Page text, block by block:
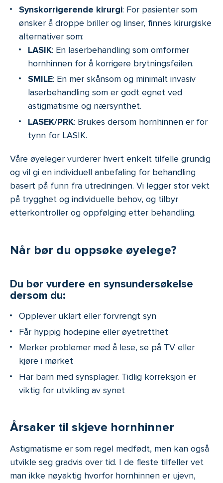
Synskorrigerende kirurgi: For pasienter som
ønsker å droppe briller og linser, finnes kirurgiske
alternativer som:
LASIK: En laserbehandling som omformer
hornhinnen for å korrigere brytningsfeilen.
SMILE: En mer skånsom og minimalt invasiv
laserbehandling som er godt egnet ved
astigmatisme og nærsynthet.
LASEK/PRK: Brukes dersom hornhinnen er for
tynn for LASIK.
Våre øyeleger vurderer hvert enkelt tilfelle grundig
og vil gi en individuell anbefaling for behandling
basert på funn fra utredningen. Vi legger stor vekt
på trygghet og individuelle behov, og tilbyr
etterkontroller og oppfølging etter behandling.
Når bør du oppsøke øyelege?
Du bør vurdere en synsundersøkelse
dersom du:
Opplever uklart eller forvrengt syn
Får hyppig hodepine eller øyetretthet
Merker problemer med å lese, se på TV eller
kjøre i mørket
Har barn med synsplager. Tidlig korreksjon er
viktig for utvikling av synet
Årsaker til skjeve hornhinner
Astigmatisme er som regel medfødt, men kan også
utvikle seg gradvis over tid. I de fleste tilfeller vet
man ikke nøyaktig hvorfor hornhinnen er ujevn,